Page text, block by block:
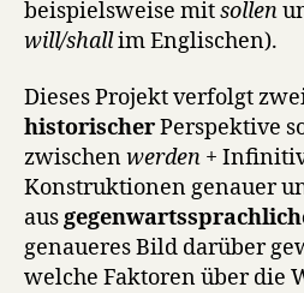
beispielsweise mitsollen
will/shallim Englischen).
Dieses Projekt verfolgt
historischerPerspektive
zwischenwerden +
Konstruktionen genauer
aus
genaueres Bild darüber
welche Faktoren über die